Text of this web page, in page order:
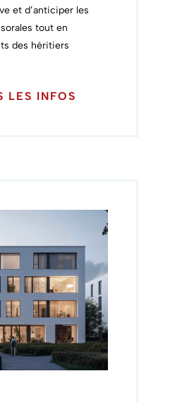
et d’anticiper les
tout en
des héritiers
LES INFOS